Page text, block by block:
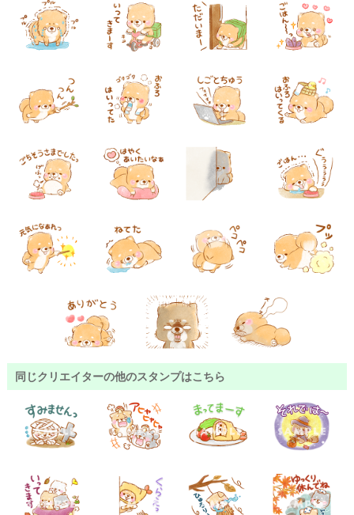
同じクリエイターの他のスタンプはこちら